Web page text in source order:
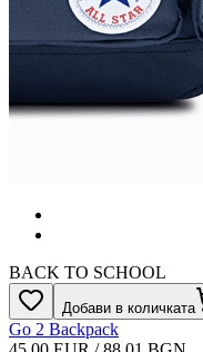
BACK TO SCHOOL
Добави в количката
Go 2 Backpack